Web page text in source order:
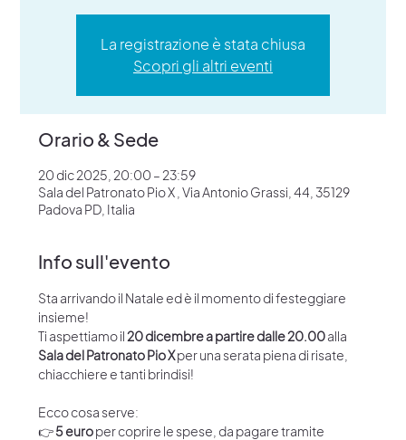
La registrazione è stata chiusa
Scopri gli altri eventi
Orario & Sede
20 dic 2025, 20:00 – 23:59
Sala del Patronato Pio X , Via Antonio Grassi, 44, 35129
Padova PD, Italia
Info sull'evento
Sta arrivando il Natale ed è il momento di festeggiare
insieme!
Ti aspettiamo il 20 dicembre a partire dalle 20.00 alla
Sala del Patronato Pio X per una serata piena di risate,
chiacchiere e tanti brindisi!
Ecco cosa serve:
👉 5 euro per coprire le spese, da pagare tramite